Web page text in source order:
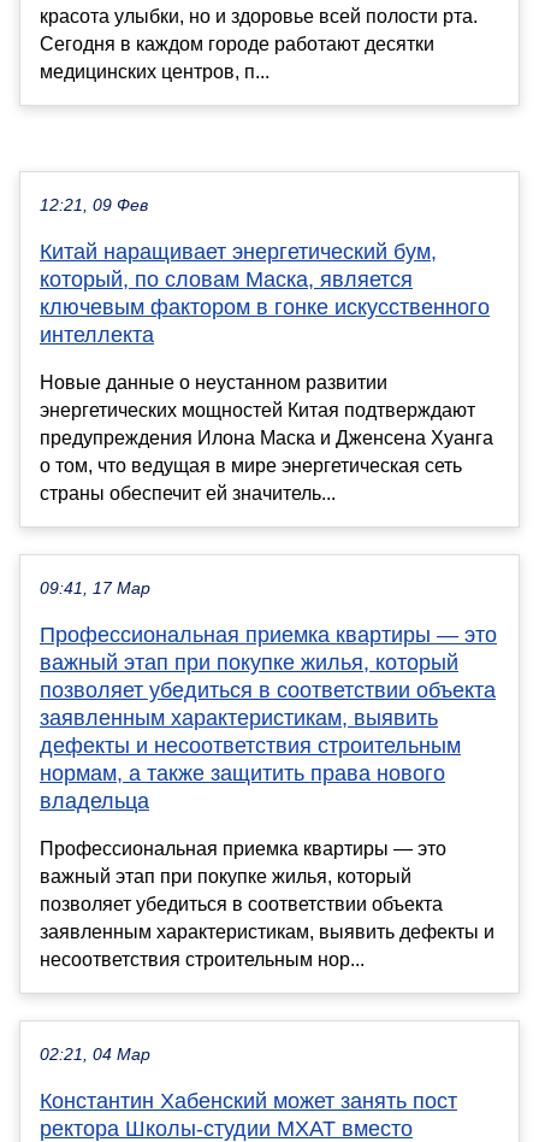
красота улыбки, но и здоровье всей полости рта.
Сегодня в каждом городе работают десятки
медицинских центров, п...
12:21, 09 Фев
Китай наращивает энергетический бум,
который, по словам Маска, является
ключевым фактором в гонке искусственного
интеллекта
Новые данные о неустанном развитии
энергетических мощностей Китая подтверждают
предупреждения Илона Маска и Дженсена Хуанга
о том, что ведущая в мире энергетическая сеть
страны обеспечит ей значитель...
09:41, 17 Мар
Профессиональная приемка квартиры — это
важный этап при покупке жилья, который
позволяет убедиться в соответствии объекта
заявленным характеристикам, выявить
дефекты и несоответствия строительным
нормам, а также защитить права нового
владельца
Профессиональная приемка квартиры — это
важный этап при покупке жилья, который
позволяет убедиться в соответствии объекта
заявленным характеристикам, выявить дефекты и
несоответствия строительным нор...
02:21, 04 Мар
Константин Хабенский может занять пост
ректора Школы-студии МХАТ вместо